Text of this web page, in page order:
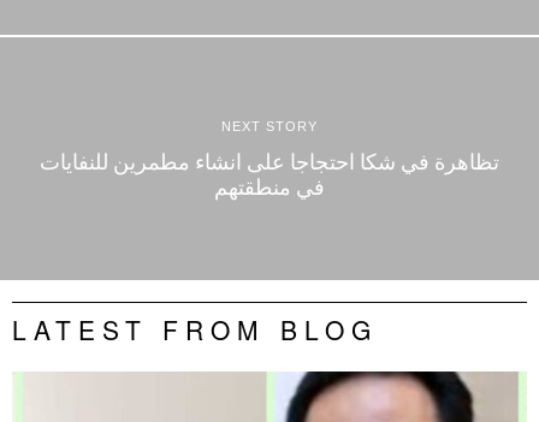
NEXT STORY
تظاهرة في شكا احتجاجا على انشاء مطمرين للنفايات
في منطقتهم
LATEST FROM BLOG